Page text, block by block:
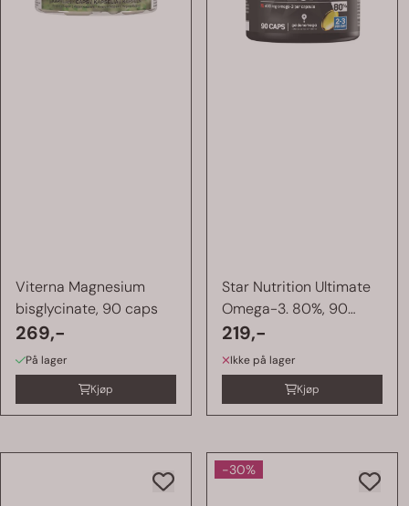
Viterna Magnesium
bisglycinate, 90 caps
269,-
På lager
Kjøp
Star Nutrition Ultimate
Omega-3. 80%, 90
kapsler
219,-
Ikke på lager
Kjøp
-30%